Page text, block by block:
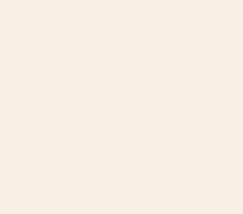
le persil avant de